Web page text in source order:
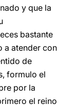
y que la
bastante
a atender con
de
formulo el
por la
el reino